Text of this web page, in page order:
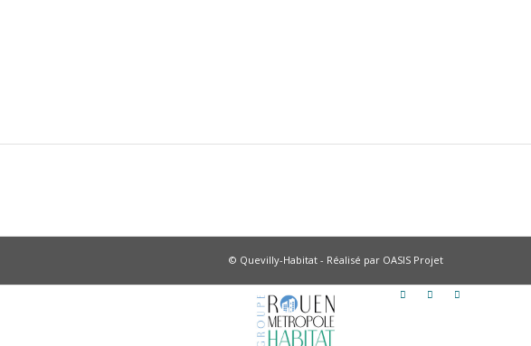
© Quevilly-Habitat - Réalisé par OASIS Projet